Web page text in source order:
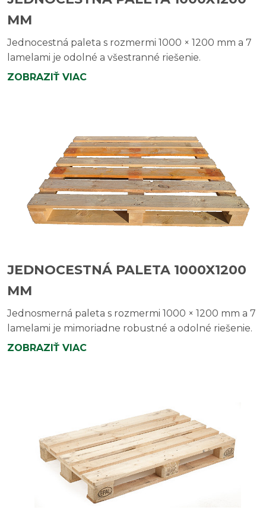
MM
Jednocestná paleta s rozmermi 1000 × 1200 mm a 7
lamelami je odolné a všestranné riešenie.
ZOBRAZIŤ VIAC
JEDNOCESTNÁ PALETA 1000X1200
MM
Jednosmerná paleta s rozmermi 1000 × 1200 mm a 7
lamelami je mimoriadne robustné a odolné riešenie.
ZOBRAZIŤ VIAC